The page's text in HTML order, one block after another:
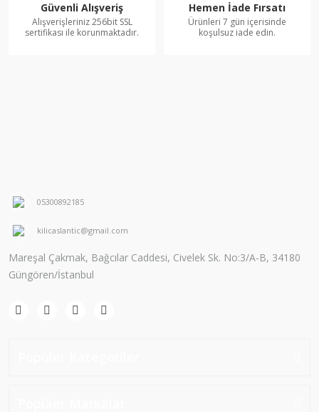
Güvenli Alışveriş
Alışverişleriniz 256bit SSL
sertifikası ile korunmaktadır.
Hemen İade Fırsatı
Ürünleri 7 gün içerisinde
koşulsuz iade edin.
05300892185
kilicaslantic@gmail.com
Mareşal Çakmak, Bağcılar Caddesi, Civelek Sk. No:3/A-B, 34180
Güngören/İstanbul